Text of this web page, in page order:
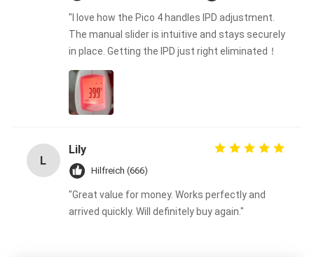
"I love how the Pico 4 handles IPD adjustment.
The manual slider is intuitive and stays securely
in place. Getting the IPD just right eliminated！
L
Lily
Hilfreich (666)
"Great value for money. Works perfectly and
arrived quickly. Will definitely buy again."